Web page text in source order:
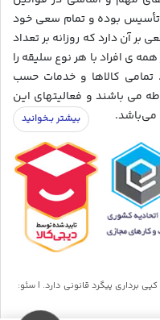
تأسیس بوده و تمام سعی خود
بر آن دارد که روزانه بر تعداد
همه ی افراد با هر نوع سلیقه را
تمامی کالاها و خدمات حسب
می باشند و فعالیتهای این
می‌باشد.
برداری پیگرد قانونی دارد. | سئو: